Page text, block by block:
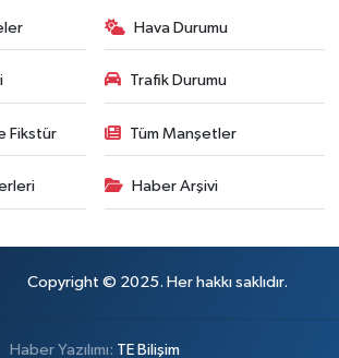
Hava Durumu
Trafik Durumu
Fikstür Tüm Manşetler
Haber Arşivi
Copyright © 2025. Her hakkı saklıdır.
Haber Yazılımı: TE Bilişim